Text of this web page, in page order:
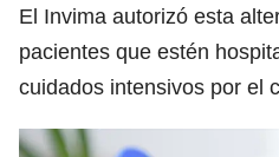
El Invima autorizó esta
pacientes que estén
cuidados intensivos por el